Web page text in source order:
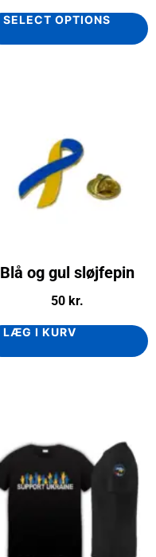
SELECT OPTIONS
Blå og gul sløjfepin
50 kr.
LÆG I KURV